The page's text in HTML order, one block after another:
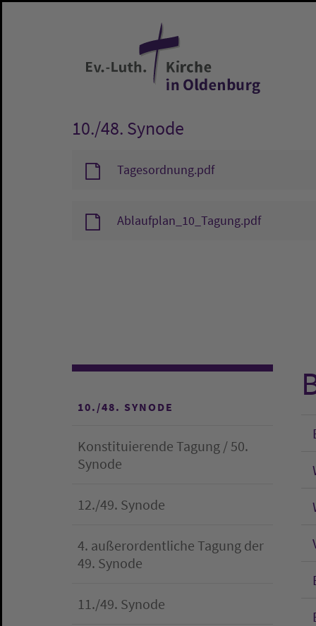
10./48. Synode
Tagesordnung.pdf
Ablaufplan_10_Tagung.pdf
10./48. SYNODE
Konstituierende Tagung / 50.
Synode
12./49. Synode
4. außerordentliche Tagung der
49. Synode
11./49. Synode